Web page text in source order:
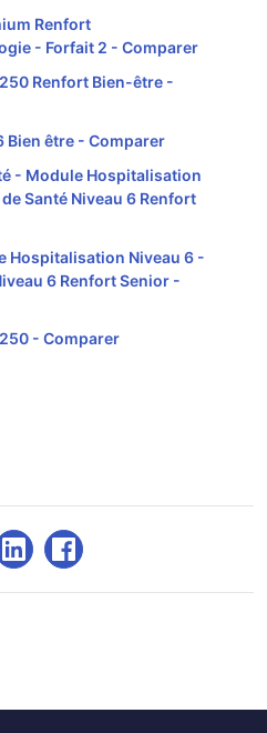
Renfort
- Forfait 2 - Comparer
Renfort Bien-être -
Bien être - Comparer
- Module Hospitalisation
Santé Niveau 6 Renfort
Hospitalisation Niveau 6 -
6 Renfort Senior -
- Comparer